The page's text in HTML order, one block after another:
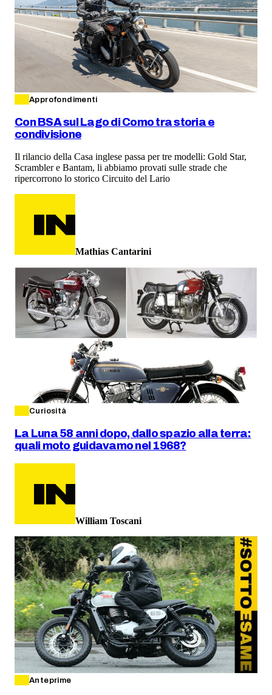
Approfondimenti
Con BSA sul Lago di Como tra storia e
condivisione
Il rilancio della Casa inglese passa per tre modelli: Gold Star,
Scrambler e Bantam, li abbiamo provati sulle strade che
ripercorrono lo storico Circuito del Lario
Mathias Cantarini
Curiosità
La Luna 58 anni dopo, dallo spazio alla terra:
quali moto guidavamo nel 1968?
William Toscani
Anteprime